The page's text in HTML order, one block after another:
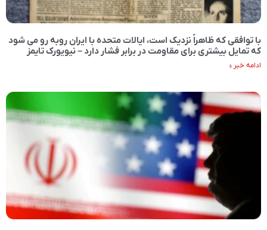
با توافقی که ظاهراً نزدیک است، ایالات متحده با ایران روبه رو می شود
که تمایل بیشتری برای مقاومت در برابر فشار دارد – نیویورک تایمز
ادامه خبر »